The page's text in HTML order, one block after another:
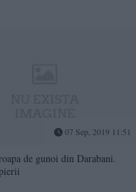
07 Sep, 2019 11:51
de gunoi din Darabani.